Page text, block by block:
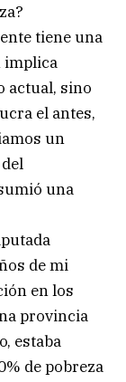
tiene una
implica
actual, sino
el antes,
un
una
de mi
en los
provincia
estaba
de pobreza